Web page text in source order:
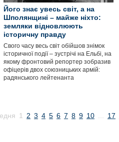
Його знає увесь світ, а на
Шполянщині – майже ніхто:
земляки відновлюють
історичну правду
Свого часу весь світ обійшов знімок
історичної події – зустрічі на Ельбі, на
якому фронтовий репортер зобразив
офіцерів двох союзницьких армій:
радянського лейтенанта
1 2 3 4 5 6 7 8 9 10 17